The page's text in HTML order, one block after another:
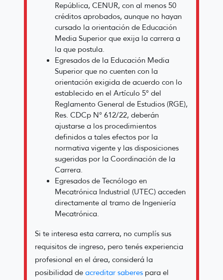
República, CENUR, con al menos 50
créditos aprobados, aunque no hayan
cursado la orientación de Educación
Media Superior que exija la carrera a
la que postula.
Egresados de la Educación Media
Superior que no cuenten con la
orientación exigida de acuerdo con lo
establecido en el Artículo 5° del
Reglamento General de Estudios (RGE),
Res. CDCp N° 612/22, deberán
ajustarse a los procedimientos
definidos a tales efectos por la
normativa vigente y las disposiciones
sugeridas por la Coordinación de la
Carrera.
Egresados de Tecnólogo en
Mecatrónica Industrial (UTEC) acceden
directamente al tramo de Ingeniería
Mecatrónica.
Si te interesa esta carrera, no cumplís sus
requisitos de ingreso, pero tenés experiencia
profesional en el área, considerá la
posibilidad de acreditar saberes para el